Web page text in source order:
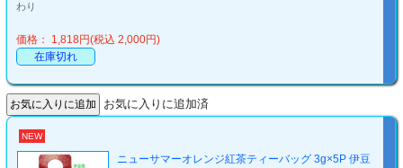
わり
価格： 1,818円(税込 2,000円)
在庫切れ
お気に入りに追加済
NEW
ニューサマーオレンジ紅茶ティーバッグ 3g×5P 伊豆